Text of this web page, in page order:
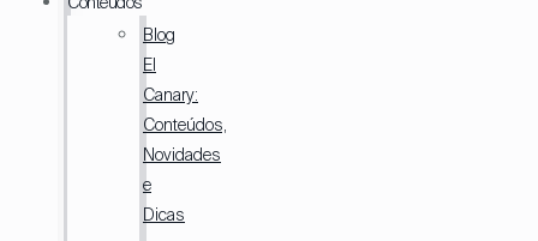
Blog
El
Canary:
Conteúdos,
Novidades
e
Dicas